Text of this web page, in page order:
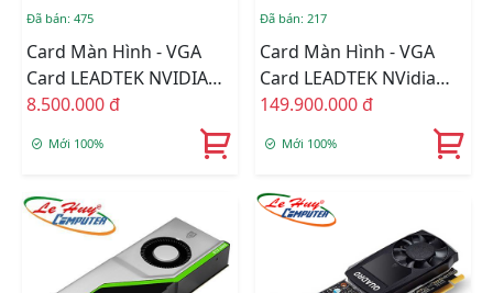
Đã bán: 475
Card Màn Hình - VGA
Card LEADTEK NVIDIA
Quadro T1000 4GB
8.500.000 đ
Mới 100%
Đã bán: 217
Card Màn Hình - VGA
Card LEADTEK NVidia
Quadro RTX8000 48GB
149.900.000 đ
Mới 100%